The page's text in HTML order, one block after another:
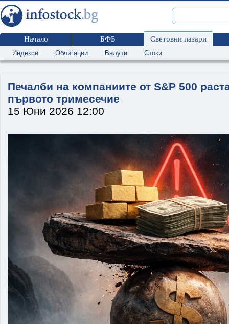
Начало БФБ Световни пазари
Индекси Облигации Валути Стоки
Печалби на компаниите от S&P 500
първото тримесечие
15 Юни 2026 12:00